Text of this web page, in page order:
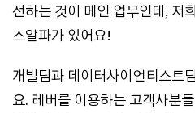
선하는 것이 메인 업무인데, 저
스알파가 있어요!
개발팀과 데이터사이언티스트
요. 레버를 이용하는 고객사분